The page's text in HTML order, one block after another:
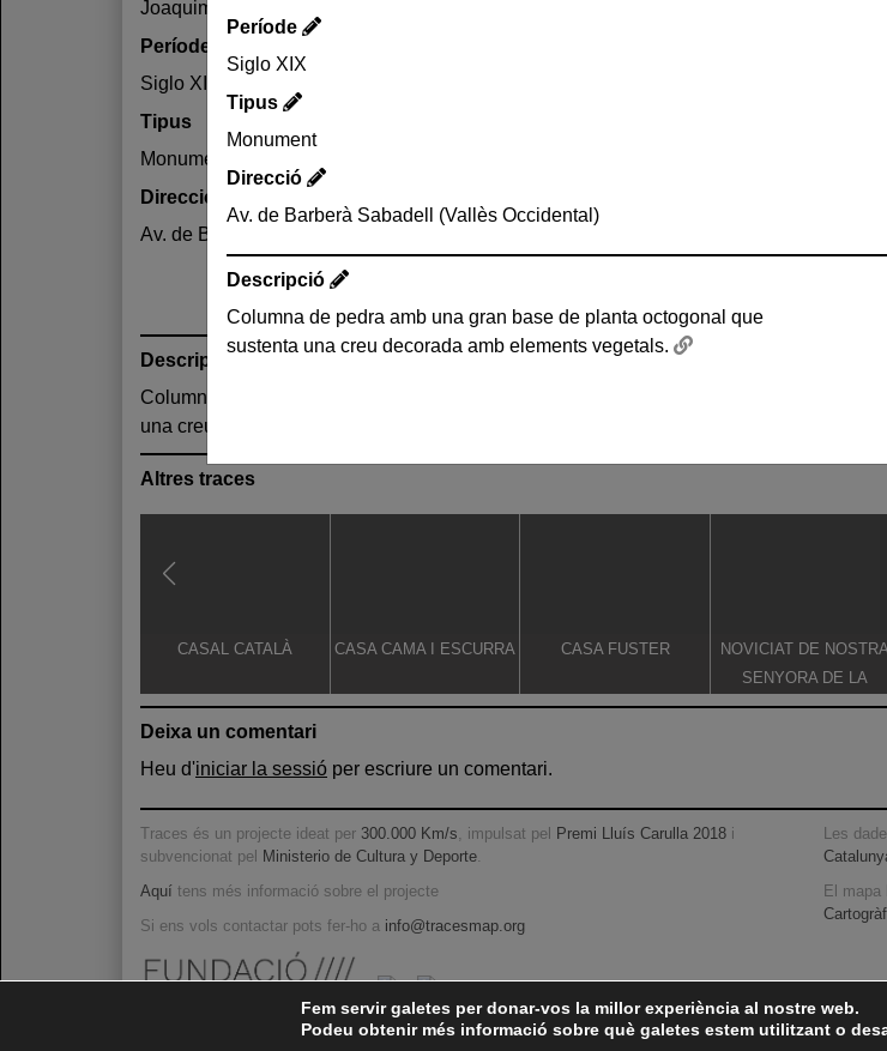
Període
Siglo XIX
Tipus
Monument
Direcció
Av. de Barberà Sabadell (Vallès Occidental)
Descripció
Columna de pedra amb una gran base de planta octogonal que
sustenta una creu decorada amb elements vegetals.
Joaquim Maniach i Comerma /
Període
Siglo XIX
Tipus
Monument
Direcció
Av. de Barberà Sabadell (Vallès Occidental)
Descripció
Columna de pedra amb una gran base de planta octogonal que sustenta
una creu decorada amb elements vegetals.
Altres traces
CASAL CATALÀ CASA CAMA I ESCURRA CASA FUSTER
NOVICIAT DE
SENYORA DE LA
CONSOLACIÓ
Deixa un comentari
Heu d'iniciar la sessió per escriure un comentari.
Traces és un projecte ideat per 300.000 Km/s, impulsat pel Premi Lluís Carulla 2018 i
subvencionat pel Ministerio de Cultura y Deporte.
Aquí tens més informació sobre el projecte
Si ens vols contactar pots fer-ho a info@tracesmap.org
Les
El
Fem servir galetes per donar-vos la millor experiència al nostre web.
Podeu obtenir més informació sobre què galetes estem utilitzant o